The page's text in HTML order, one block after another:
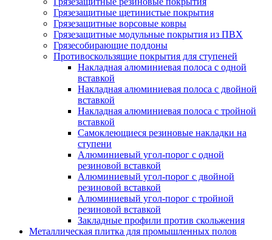
Грязезащитные щетинистые покрытия
Грязезащитные ворсовые ковры
Грязезащитные модульные покрытия из ПВХ
Грязесобирающие поддоны
Противоскользящие покрытия для ступеней
Накладная алюминиевая полоса с одной
вставкой
Накладная алюминиевая полоса с двойной
вставкой
Накладная алюминиевая полоса с тройной
вставкой
Самоклеющиеся резиновые накладки на
ступени
Алюминиевый угол-порог с одной
резиновой вставкой
Алюминиевый угол-порог с двойной
резиновой вставкой
Алюминиевый угол-порог с тройной
резиновой вставкой
Закладные профили против скольжения
Металлическая плитка для промышленных полов